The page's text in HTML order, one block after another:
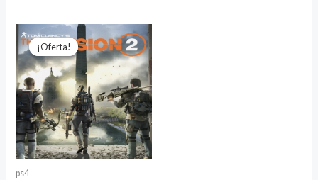
¡Oferta!
¡Oferta!
ps4
precio
original
era:
$49.999.
precio
actual
es:
$24.000.